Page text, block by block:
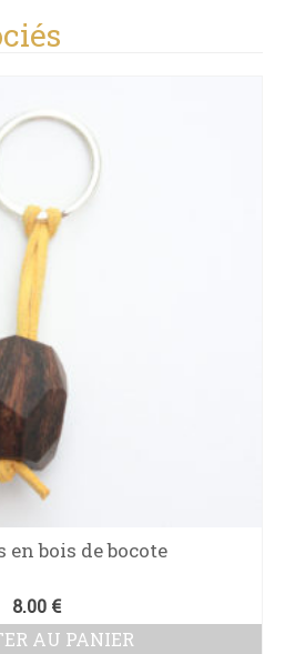
en bois de bocote
8.00 €
AU PANIER